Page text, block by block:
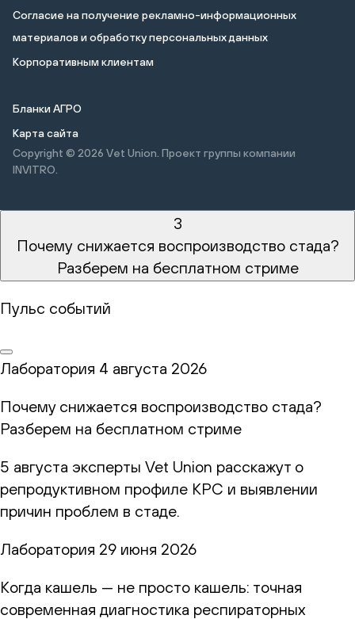
Cогласие на получение рекламно-информационных
материалов и обработку персональных данных
Корпоративным клиентам
Бланки АГРО
Карта сайта
Copyright © 2026 Vet Union. Проект группы компании
INVITRO.
3
Почему снижается воспроизводство стада?
Разберем на бесплатном стриме
Пульс событий
Лаборатория 4 августа 2026
Почему снижается воспроизводство стада?
Разберем на бесплатном стриме
5 августа эксперты Vet Union расскажут о
репродуктивном профиле КРС и выявлении
причин проблем в стаде.
Лаборатория 29 июня 2026
Когда кашель — не просто кашель: точная
современная диагностика респираторных